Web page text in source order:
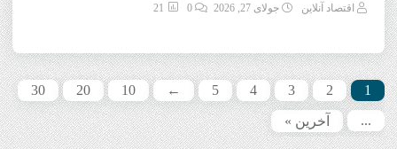
اقتصاد آنلاین جولای 27, 2026 0
21
1
2
3
4
5
←
10
20
30
...
آخرین »